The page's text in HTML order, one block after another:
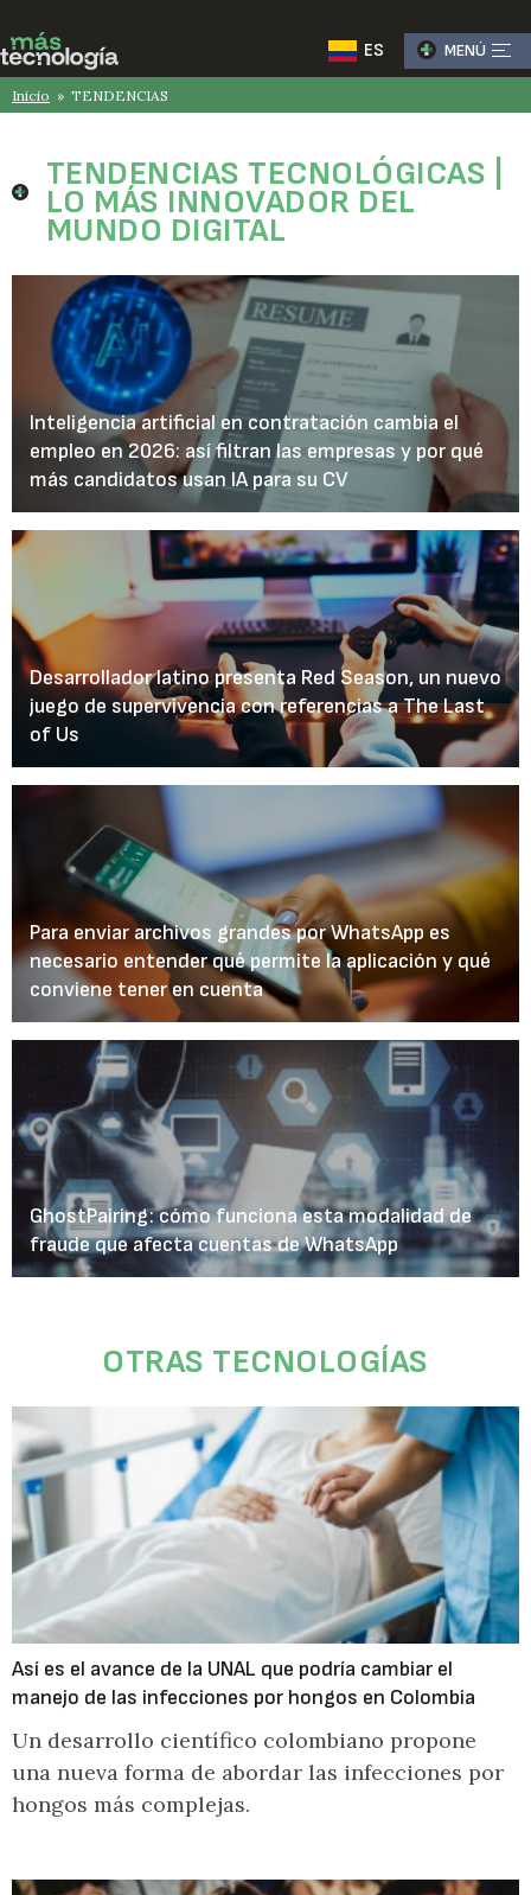
ES MENÚ
Inicio » TENDENCIAS
TENDENCIAS TECNOLÓGICAS |
LO MÁS INNOVADOR DEL
MUNDO DIGITAL
Inteligencia artificial en contratación cambia el
empleo en 2026: así filtran las empresas y por qué
más candidatos usan IA para su CV
Desarrollador latino presenta Red Season, un nuevo
juego de supervivencia con referencias a The Last
of Us
Para enviar archivos grandes por WhatsApp es
necesario entender qué permite la aplicación y qué
conviene tener en cuenta
GhostPairing: cómo funciona esta modalidad de
fraude que afecta cuentas de WhatsApp
OTRAS TECNOLOGÍAS
Así es el avance de la UNAL que podría cambiar el
manejo de las infecciones por hongos en Colombia
Un desarrollo científico colombiano propone
una nueva forma de abordar las infecciones por
hongos más complejas.